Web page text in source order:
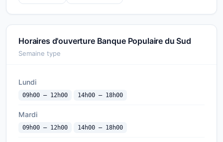
Horaires d'ouverture Banque Populaire du Sud
Semaine type
Lundi
09h00 — 12h00 14h00 — 18h00
Mardi
09h00 — 12h00 14h00 — 18h00